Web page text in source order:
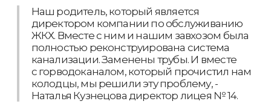
Наш родитель, который является
директором компании по обслуживанию
ЖКХ. Вместе с ним и нашим завхозом была
полностью реконструирована система
канализации. Заменены трубы. И вместе
с горводоканалом, который прочистил нам
колодцы, мы решили эту проблему, -
Наталья Кузнецова директор лицея № 14.